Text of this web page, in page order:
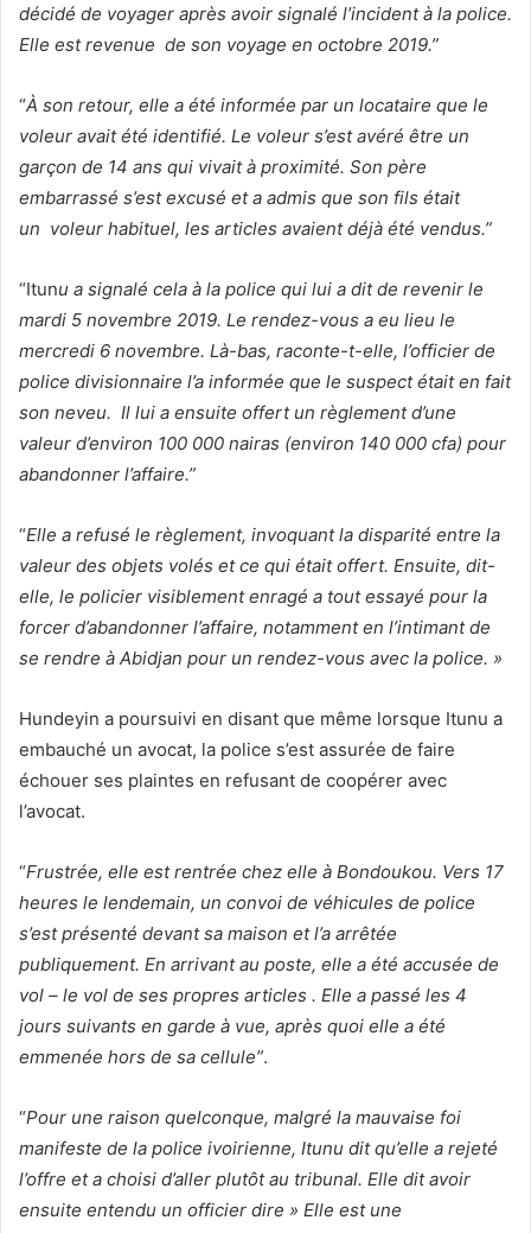
décidé de voyager après avoir signalé l’incident à la police.
Elle est revenue de son voyage en octobre 2019.”
“À son retour, elle a été informée par un locataire que le
voleur avait été identifié. Le voleur s’est avéré être un
garçon de 14 ans qui vivait à proximité. Son père
embarrassé s’est excusé et a admis que son fils était
un voleur habituel, les articles avaient déjà été vendus.”
“Itunu a signalé cela à la police qui lui a dit de revenir le
mardi 5 novembre 2019. Le rendez-vous a eu lieu le
mercredi 6 novembre. Là-bas, raconte-t-elle, l’officier de
police divisionnaire l’a informée que le suspect était en fait
son neveu. Il lui a ensuite offert un règlement d’une
valeur d’environ 100 000 nairas (environ 140 000 cfa) pour
abandonner l’affaire.”
“Elle a refusé le règlement, invoquant la disparité entre la
valeur des objets volés et ce qui était offert. Ensuite, dit-
elle, le policier visiblement enragé a tout essayé pour la
forcer d’abandonner l’affaire, notamment en l’intimant de
se rendre à Abidjan pour un rendez-vous avec la police. »
Hundeyin a poursuivi en disant que même lorsque Itunu a
embauché un avocat, la police s’est assurée de faire
échouer ses plaintes en refusant de coopérer avec
l’avocat.
“Frustrée, elle est rentrée chez elle à Bondoukou. Vers 17
heures le lendemain, un convoi de véhicules de police
s’est présenté devant sa maison et l’a arrêtée
publiquement. En arrivant au poste, elle a été accusée de
vol – le vol de ses propres articles . Elle a passé les 4
jours suivants en garde à vue, après quoi elle a été
emmenée hors de sa cellule”.
“Pour une raison quelconque, malgré la mauvaise foi
manifeste de la police ivoirienne, Itunu dit qu’elle a rejeté
l’offre et a choisi d’aller plutôt au tribunal. Elle dit avoir
ensuite entendu un officier dire » Elle est une